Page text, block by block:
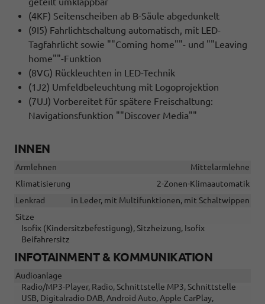
(4KF) Seitenscheiben ab B-Säule abgedunkelt
(9I5) Fahrlichtschaltung automatisch, mit LED-
Tagfahrlicht sowie ""Coming home""- und ""Leaving
home""-Funktion
(8VG) Rückleuchten in LED-Technik
(1J2) Umfeldbeleuchtung mit Logoprojektion
(7UJ) Vorbereitet für spätere Freischaltung:
Navigationsfunktion ""Discover Media""
INNEN
Armlehnen
Mittelarmlehne
Klimatisierung
2-Zonen-Klimaautomatik
Lenkrad
in Leder, mit Multifunktionen, mit Schaltwippen
Sitze
Isofix (Kindersitzbefestigung), Sitzheizung, Isofix
Beifahrersitz
INFOTAINMENT & KOMMUNIKATION
Audioanlage
Radio/MP3-Player, Radio, Schnittstelle MP3, Schnittstelle
USB, Digitalradio DAB, Android Auto, Apple CarPlay,